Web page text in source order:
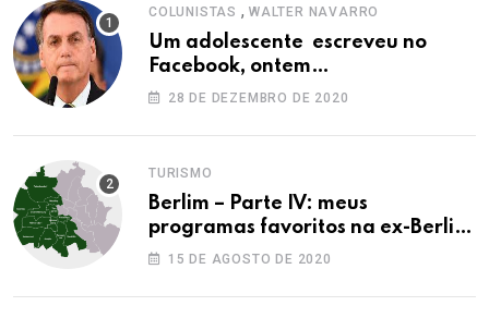
COLUNISTAS , WALTER NAVARRO
Um adolescente escreveu no
Facebook, ontem…
28 DE DEZEMBRO DE 2020
TURISMO
Berlim – Parte IV: meus
programas favoritos na ex-Berlim
Ocidental
15 DE AGOSTO DE 2020